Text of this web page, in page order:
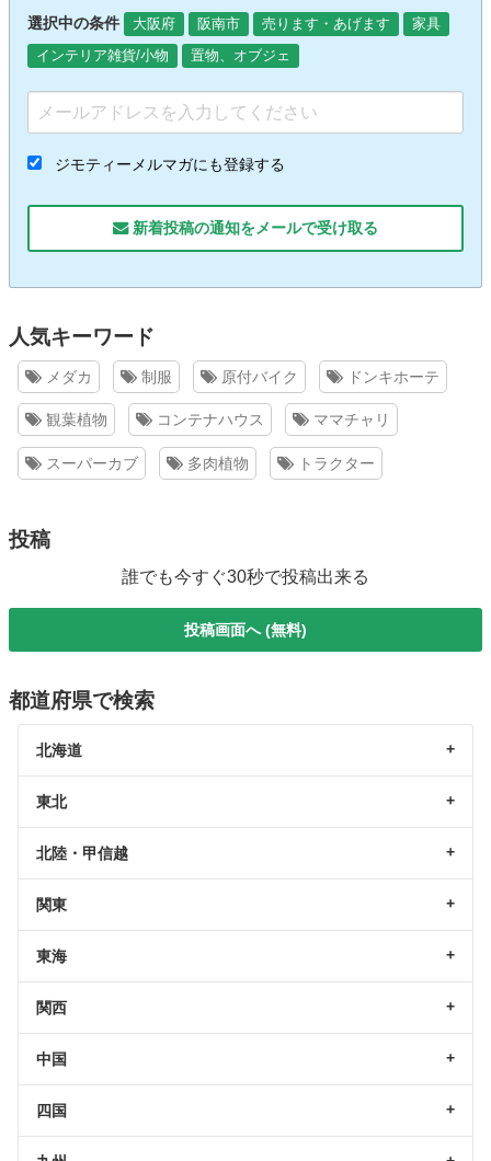
選択中の条件 大阪府 阪南市 売ります・あげます
家具
インテリア雑貨/小物
置物、オブジェ
ジモティーメルマガにも登録する
新着投稿の通知をメールで受け取る
人気キーワード
メダカ 制服 原付バイク ドンキホーテ
観葉植物 コンテナハウス ママチャリ
スーパーカブ 多肉植物 トラクター
投稿
誰でも今すぐ30秒で投稿出来る
投稿画面へ (無料)
都道府県で検索
北海道
東北
北陸・甲信越
関東
東海
関西
中国
四国